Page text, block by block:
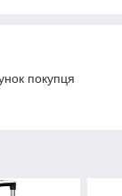
покупця